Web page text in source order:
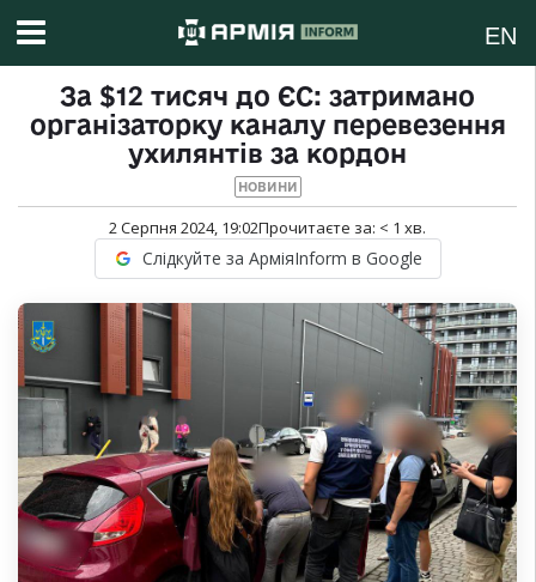
EN
За $12 тисяч до ЄС: затримано
організаторку каналу перевезення
ухилянтів за кордон
НОВИНИ
2 Серпня 2024, 19:02Прочитаєте за: < 1 хв.
Слідкуйте за АрміяInform в Google